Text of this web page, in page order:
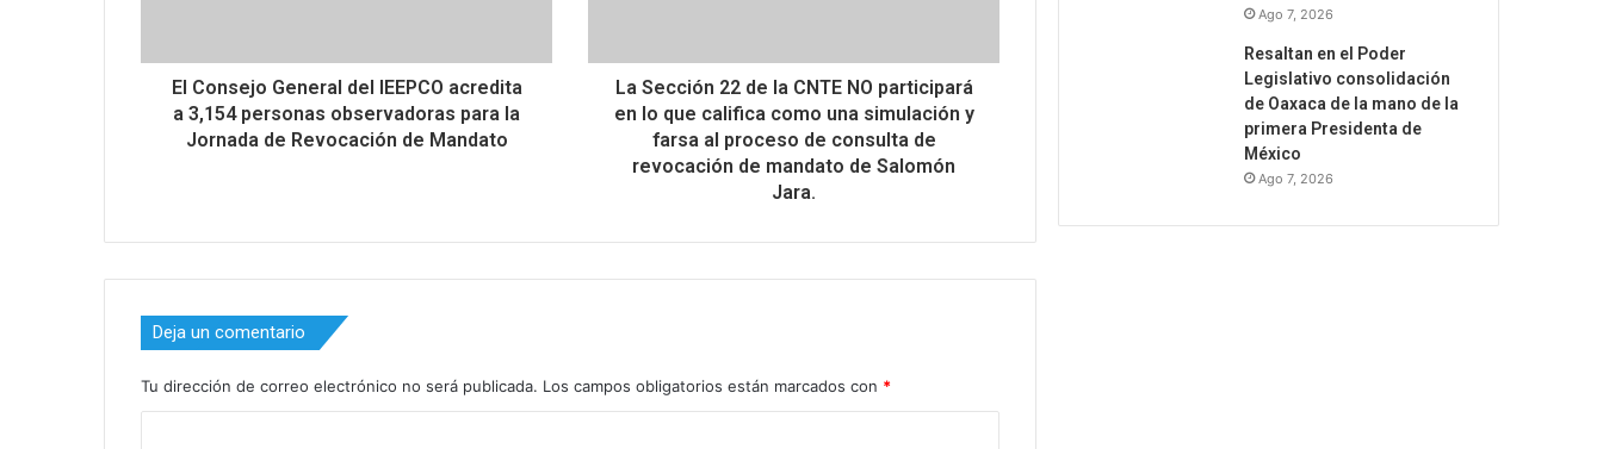
El Consejo General del IEEPCO acredita
a 3,154 personas observadoras para la
Jornada de Revocación de Mandato
La Sección 22 de la CNTE NO participará
en lo que califica como una simulación y
farsa al proceso de consulta de
revocación de mandato de Salomón
Jara.
Deja un comentario
Tu dirección de correo electrónico no será publicada. Los campos obligatorios están marcados con *
Ago 7, 2026
Resaltan en el Poder
Legislativo consolidación
de Oaxaca de la mano de la
primera Presidenta de
México
Ago 7, 2026